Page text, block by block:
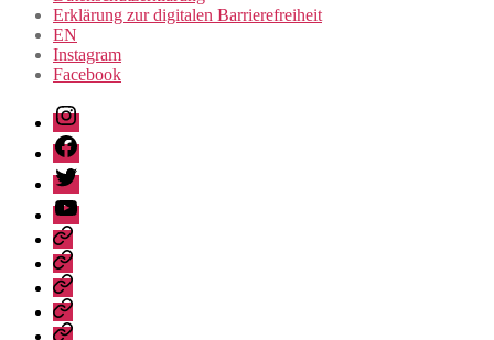
Erklärung zur digitalen Barrierefreiheit
EN
Instagram
Facebook
Instagram
Facebook
Twitter
Youtube
Privacy
Policy
Publications
Städtebau-
Manifest
für
Unvollendete
Metropole
Urban